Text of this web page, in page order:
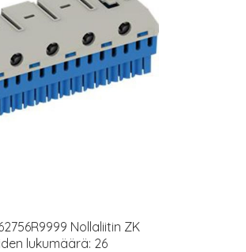
Nollaliitin ZK
lukumäärä: 26